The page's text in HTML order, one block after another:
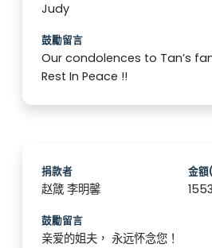
Judy
鼓勵留言
Our condolences to Tan’s
Rest In Peace !!
捐款者
赵箴 李明馨
金
鼓勵留言
亲爱的姐夫， 永远怀念您！